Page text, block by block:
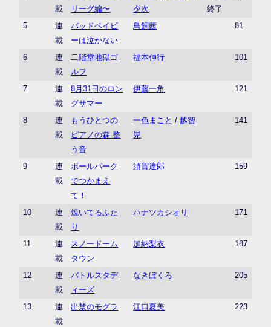
載
リーグ編〜
夕次
終了
5
連
載
バッドベイビ
ーは泣かない
鳥飼茜 81
6
連
載
二階堂地獄ゴ
ルフ
福本伸行 101
7
連
載
8月31日のロン
グサマー
伊藤一角 121
8
連
載
もうひとつの
ピアノの森 整
う音
一色まこと / 越智
晃
141
9
連
載
ボールパーク
でつかまえ
て！
須賀達郎 159
10
連
載
焼いてるふた
り
ハナツカシオリ 171
11
連
載
スノードーム
タウン
加納梨衣 187
12
連
載
バトルスタデ
ィーズ
なきぼくろ 205
13
連
載
出禁のモグラ 江口夏美 223